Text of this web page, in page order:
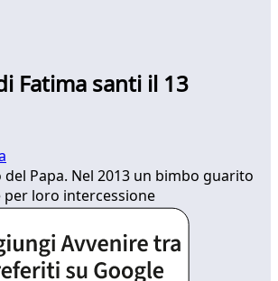
Fatima santi il 13
Papa. Nel 2013 un bimbo guarito
loro intercessione